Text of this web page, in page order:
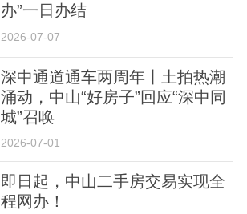
办”一日办结
2026-07-07
深中通道通车两周年丨土拍热潮
涌动，中山“好房子”回应“深中同
城”召唤
2026-07-01
即日起，中山二手房交易实现全
程网办！